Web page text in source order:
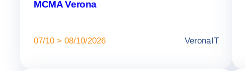
MCMA Verona
07/10 > 08/10/2026 Verona
,IT